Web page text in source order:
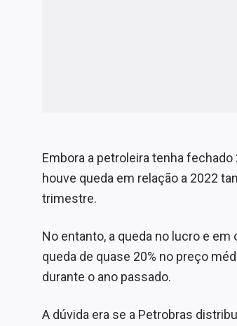
Embora a petroleira tenha
houve queda em relação a 2022
trimestre.
No entanto, a queda no lucro e
queda de quase 20% no preço
durante o ano passado.
A dúvida era se a Petrobras